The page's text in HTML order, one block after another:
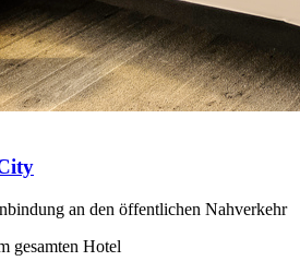
an den öffentlichen Nahverkehr
gesamten Hotel